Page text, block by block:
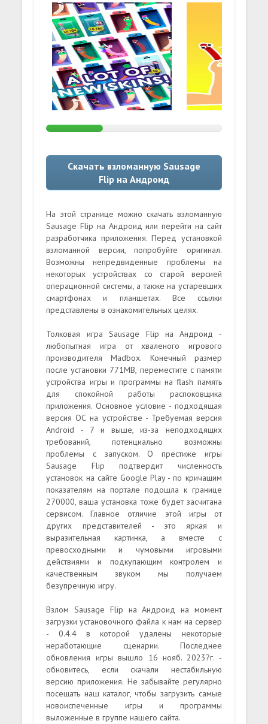
Скачать взломанную Sausage
Flip на Андроид
На этой странице можно скачать взломанную
Sausage Flip на Андроид или перейти на сайт
разработчика приложения. Перед установкой
взломанной версии, попробуйте оригинал.
Возможны непредвиденные проблемы на
некоторых устройствах со старой версией
операционной системы, а также на устаревших
смартфонах и планшетах. Все ссылки
представлены в ознакомительных целях.
Толковая игра Sausage Flip на Андроид -
любопытная игра от хваленого игрового
производителя Madbox. Конечный размер
после установки 771MB, переместите с памяти
устройства игры и программы на flash память
для спокойной работы распоковщика
приложения. Основное условие - подходящая
версия ОС на устройстве - Требуемая версия
Android - 7 и выше, из-за неподходящих
требований, потенциально возможны
проблемы с запуском. О престиже игры
Sausage Flip подтвердит численность
установок на сайте Google Play - по кричащим
показателям на портале подошла к границе
270000, ваша установка тоже будет засчитана
сервисом. Главное отличие этой игры от
других представителей - это яркая и
выразительная картинка, а вместе с
превосходными и чумовыми игровыми
действиями и подкупающим контролем и
качественным звуком мы получаем
безупречную игру.
Взлом Sausage Flip на Андроид на момент
загрузки установочного файла к нам на сервер
- 0.4.4 в которой удалены некоторые
неработающие сценарии. Последнее
обновления игры вышло 16 нояб. 2023?г. -
обновитесь, если скачали нестабильную
версию приложения. Не забывайте регулярно
посещать наш каталог, чтобы загрузить самые
новоиспеченные игры и программы
выложенные в группе нашего сайта.